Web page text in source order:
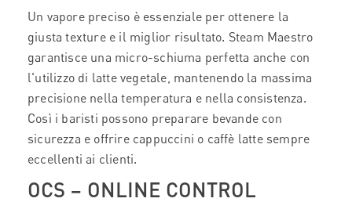
Un vapore preciso è essenziale per ottenere la
giusta texture e il miglior risultato. Steam Maestro
garantisce una micro-schiuma perfetta anche con
l'utilizzo di latte vegetale, mantenendo la massima
precisione nella temperatura e nella consistenza.
Così i baristi possono preparare bevande con
sicurezza e offrire cappuccini o caffè latte sempre
eccellenti ai clienti.
OCS – ONLINE CONTROL